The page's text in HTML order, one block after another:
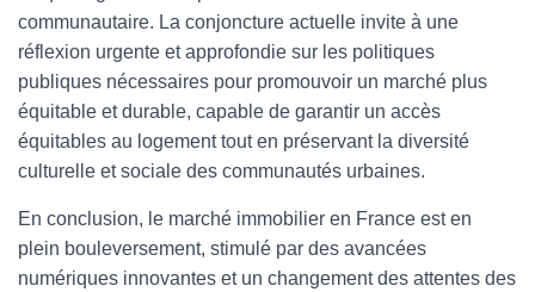
communautaire. La conjoncture actuelle invite à une
réflexion urgente et approfondie sur les politiques
publiques nécessaires pour promouvoir un marché plus
équitable et durable, capable de garantir un accès
équitables au logement tout en préservant la diversité
culturelle et sociale des communautés urbaines.
En conclusion, le marché immobilier en France est en
plein bouleversement, stimulé par des avancées
numériques innovantes et un changement des attentes des